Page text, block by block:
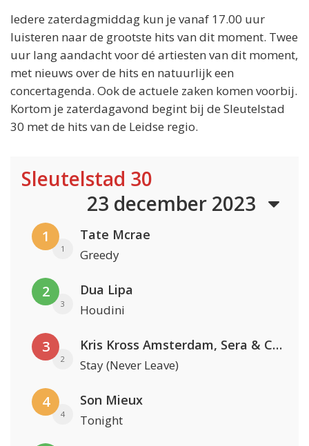
Iedere zaterdagmiddag kun je vanaf 17.00 uur
luisteren naar de grootste hits van dit moment. Twee
uur lang aandacht voor dé artiesten van dit moment,
met nieuws over de hits en natuurlijk een
concertagenda. Ook de actuele zaken komen voorbij.
Kortom je zaterdagavond begint bij de Sleutelstad
30 met de hits van de Leidse regio.
Sleutelstad 30
23 december 2023
1
1
Tate Mcrae
Greedy
2
3
Dua Lipa
Houdini
3
2
Kris Kross Amsterdam, Sera & Conor Maynard
Stay (Never Leave)
4
4
Son Mieux
Tonight